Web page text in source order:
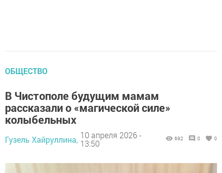
ОБЩЕСТВО
В Чистополе будущим мамам
рассказали о «магической силе»
колыбельных
Гузель Хайруллина, 10 апреля 2026 -
13:50
692 0 0